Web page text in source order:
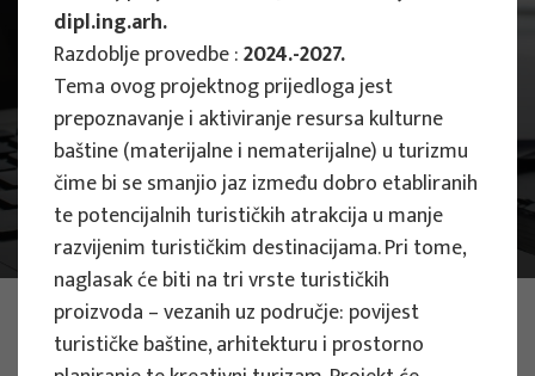
Projekti Znanstveni projekti
FOTO:ILUSTRATIVNA FOTOGRAFIJA
dipl.ing.arh.
Razdoblje provedbe :2024.-2027.
Tema ovog projektnog prijedloga jest
prepoznavanje i aktiviranje resursa kulturne
baštine (materijalne i nematerijalne) u turizmu
čime bi se smanjio jaz između dobro etabliranih
te potencijalnih turističkih atrakcija u manje
razvijenim turističkim destinacijama. Pri tome,
naglasak će biti na tri vrste turističkih
proizvoda – vezanih uz područje: povijest
turističke baštine, arhitekturu i prostorno